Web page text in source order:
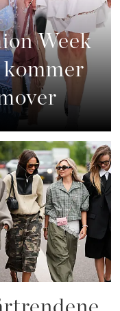
Week
kommer